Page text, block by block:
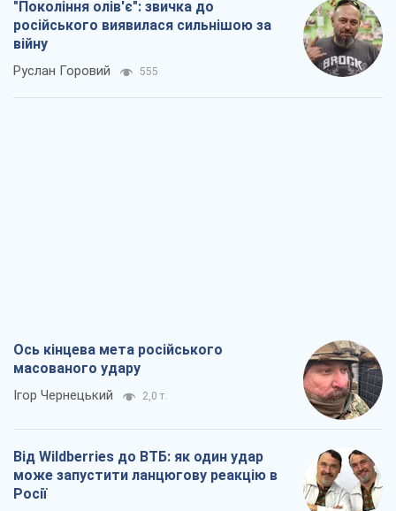
"Покоління олів'є": звичка до
російського виявилася сильнішою за
війну
Руслан Горовий 555
Ось кінцева мета російського
масованого удару
Ігор Чернецький 2,0 т.
Від Wildberries до ВТБ: як один удар
може запустити ланцюгову реакцію в
Росії